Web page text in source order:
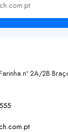
nº 2A/2B